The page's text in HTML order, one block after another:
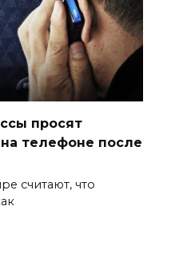
просят
телефоне после
считают, что